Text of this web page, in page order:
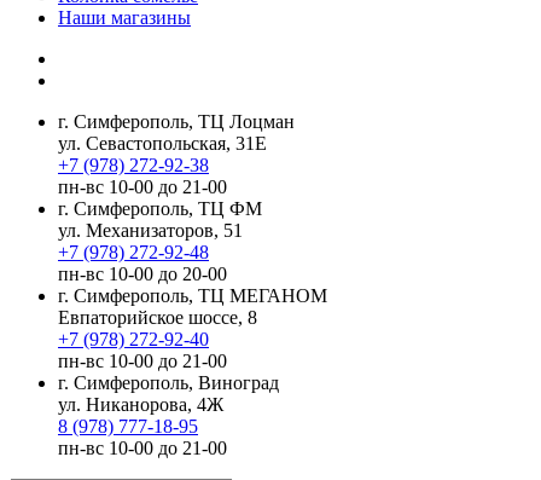
Наши магазины
г. Симферополь, ТЦ Лоцман
ул. Севастопольская, 31Е
+7 (978) 272-92-38
пн-вс 10-00 до 21-00
г. Симферополь, ТЦ ФМ
ул. Механизаторов, 51
+7 (978) 272-92-48
пн-вс 10-00 до 20-00
г. Симферополь, ТЦ МЕГАНОМ
Евпаторийское шоссе, 8
+7 (978) 272-92-40
пн-вс 10-00 до 21-00
г. Симферополь, Виноград
ул. Никанорова, 4Ж
8 (978) 777-18-95
пн-вс 10-00 до 21-00